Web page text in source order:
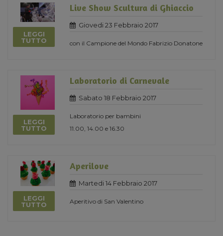
LEGGI
TUTTO
Live Show Scultura di Ghiaccio
Giovedi 23 Febbraio 2017
con il Campione del Mondo Fabrizio Donatone
LEGGI
TUTTO
Laboratorio di Carnevale
Sabato 18 Febbraio 2017
Laboratorio per bambini
11.00, 14.00 e 16.30
LEGGI
TUTTO
Aperilove
Martedi 14 Febbraio 2017
Aperitivo di San Valentino